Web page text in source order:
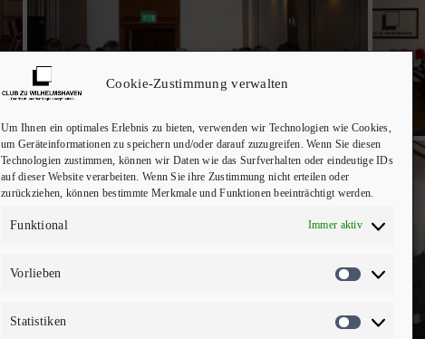
Cookie-Zustimmung verwalten
Um Ihnen ein optimales Erlebnis zu bieten, verwenden wir Technologien wie Cookies,
um Geräteinformationen zu speichern und/oder darauf zuzugreifen. Wenn Sie diesen
Technologien zustimmen, können wir Daten wie das Surfverhalten oder eindeutige IDs
auf dieser Website verarbeiten. Wenn Sie ihre Zustimmung nicht erteilen oder
zurückziehen, können bestimmte Merkmale und Funktionen beeinträchtigt werden.
Funktional Immer aktiv
Vorlieben
VORLIEBEN
Statistiken
STATISTIKEN